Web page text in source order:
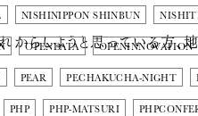
NISHINIPPON SHINBUN
OPENDATA OPENINNOVATION
PEAR PECHAKUCHA-NIGHT
PHP PHP-MATSURI
からしようと思っている方